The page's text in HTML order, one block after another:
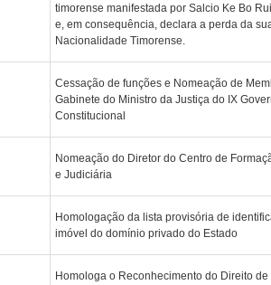
timorense manifestada por Salcio Ke Bo
e, em consequência, declara a perda da
Nacionalidade Timorense.
Cessação de funções e Nomeação de
Gabinete do Ministro da Justiça do IX
Constitucional
Nomeação do Diretor do Centro de
e Judiciária
Homologação da lista provisória de
imóvel do domínio privado do Estado
Homologa o Reconhecimento do Direito de